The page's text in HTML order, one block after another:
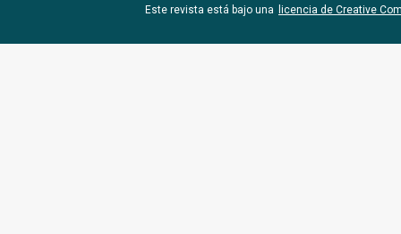
Este revista está bajo una
licencia de Creative